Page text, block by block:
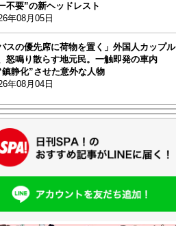
不要”の新ヘッドレスト
年08月05日
バスの優先席に荷物を置く」外国人カップル
怒鳴り散らす地元民。一触即発の車内
鎮静化”させた意外な人物
年08月04日